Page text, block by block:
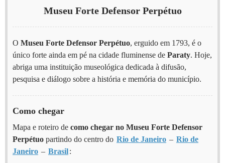
Museu Forte Defensor Perpétuo
O Museu Forte Defensor Perpétuo, erguido em 1793, é o
único forte ainda em pé na cidade fluminense de Paraty. Hoje,
abriga uma instituição museológica dedicada à difusão,
pesquisa e diálogo sobre a história e memória do município.
Como chegar
Mapa e roteiro de como chegar no Museu Forte Defensor
Perpétuo partindo do centro do Rio de Janeiro – Rio de
Janeiro – Brasil: